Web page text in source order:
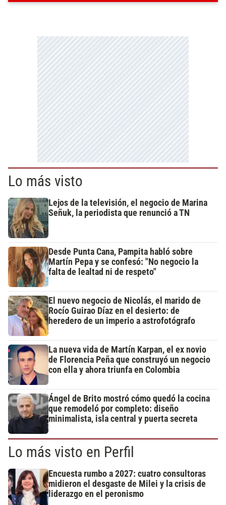
Lo más visto
Lejos de la televisión, el negocio de Marina
Señuk, la periodista que renunció a TN
Desde Punta Cana, Pampita habló sobre
Martín Pepa y se confesó: "No negocio la
falta de lealtad ni de respeto"
El nuevo negocio de Nicolás, el marido de
Rocío Guirao Díaz en el desierto: de
heredero de un imperio a astrofotógrafo
La nueva vida de Martín Karpan, el ex novio
de Florencia Peña que construyó un negocio
con ella y ahora triunfa en Colombia
Ángel de Brito mostró cómo quedó la cocina
que remodeló por completo: diseño
minimalista, isla central y puerta secreta
Lo más visto en Perfil
Encuesta rumbo a 2027: cuatro consultoras
midieron el desgaste de Milei y la crisis de
liderazgo en el peronismo